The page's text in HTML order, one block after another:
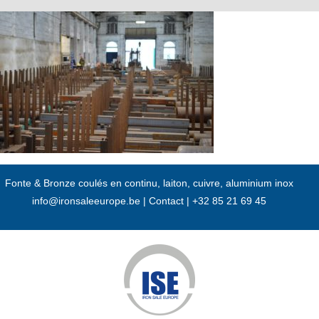
Passer
au
contenu
Fonte & Bronze coulés en continu, laiton, cuivre, aluminium inox
info@ironsaleeurope.be| Contact | +32 85 21 69 45